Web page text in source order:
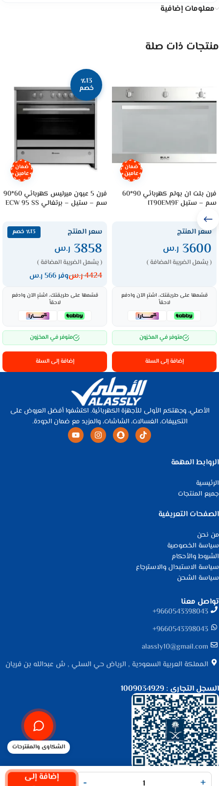
معلومات إضافية
منتجات ذات صلة
ضمان
عامين
فرن بلت ان بولم كهربائي 90*60
سم – ستيل IT90EM9F
سعر المنتج
3600 ر.س
( يشمل الضريبة المضافة )
قسّمها على طريقتك، اشترِ الآن وادفع
لاحقاً
متوفر في المخزون
إضافة إلى السلة
٪13
خصم
ضمان
عامين
فرن 5 عيون ميرليس كهربائي 60*90
سم – ستيل – برتغالي ECW 95 SS
سعر المنتج ٪13 خصم
3858 ر.س
( يشمل الضريبة المضافة )
4424ر.سوفر 566 ر.س
قسّمها على طريقتك، اشترِ الآن وادفع
لاحقاً
متوفر في المخزون
إضافة إلى السلة
الأصلي، وجهتكم الأولى للأجهزة الكهربائية. اكتشفوا أفضل العروض على
التكييفات، الغسالات، الشاشات، والمزيد مع ضمان الجودة.
الروابط المهمة
الرئيسية
جميع المنتجات
الصفحات التعريفية
من نحن
سياسة الخصوصية
الشروط والأحكام
سياسة الاستبدال والاسترجاع
سياسة الشحن
تواصل معنا
9660543398043⁩+
9660543398043⁩+
alassly10@gmail.com
المملكة العربية السعودية , الرياض حي السلي , ش عبدالله بن فريان
السجل التجاري : 1009034929
جميع الحقوق محفوظة لـمتجر الأصلي© 2025.إضافة إلى
الشكاوى والمقترحات